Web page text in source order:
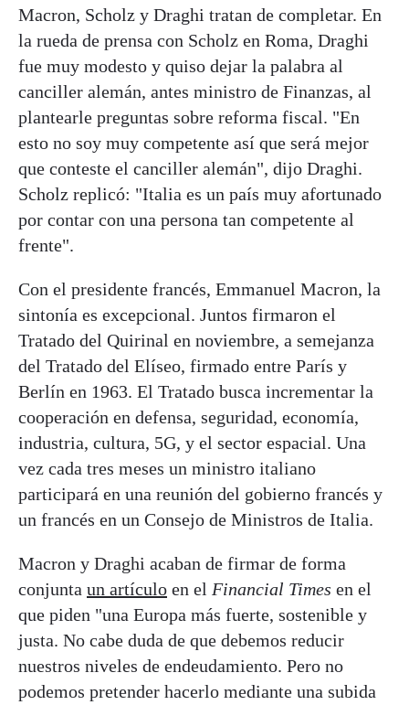
Macron, Scholz y Draghi tratan de completar. En
la rueda de prensa con Scholz en Roma, Draghi
fue muy modesto y quiso dejar la palabra al
canciller alemán, antes ministro de Finanzas, al
plantearle preguntas sobre reforma fiscal. "En
esto no soy muy competente así que será mejor
que conteste el canciller alemán", dijo Draghi.
Scholz replicó: "Italia es un país muy afortunado
por contar con una persona tan competente al
frente".
Con el presidente francés, Emmanuel Macron, la
sintonía es excepcional. Juntos firmaron el
Tratado del Quirinal en noviembre, a semejanza
del Tratado del Elíseo, firmado entre París y
Berlín en 1963. El Tratado busca incrementar la
cooperación en defensa, seguridad, economía,
industria, cultura, 5G, y el sector espacial. Una
vez cada tres meses un ministro italiano
participará en una reunión del gobierno francés y
un francés en un Consejo de Ministros de Italia.
Macron y Draghi acaban de firmar de forma
conjunta un artículo en el Financial Times en el
que piden "una Europa más fuerte, sostenible y
justa. No cabe duda de que debemos reducir
nuestros niveles de endeudamiento. Pero no
podemos pretender hacerlo mediante una subida